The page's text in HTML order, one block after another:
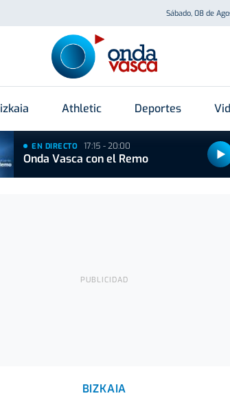
Sábado, 08 de
Athletic Deportes
EN DIRECTO 17:15 - 20:00
Onda Vasca con el Remo
BIZKAIA